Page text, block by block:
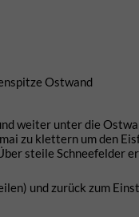
Ostwand
weiter unter die
zu klettern um den
steile Schneefelder
und zurück zum